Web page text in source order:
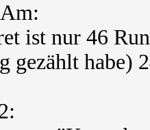
ist nur 46
gezählt habe)